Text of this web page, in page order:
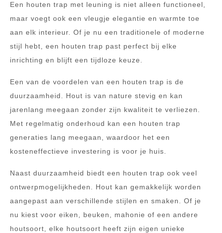
Een houten trap met leuning is niet alleen functioneel,
maar voegt ook een vleugje elegantie en warmte toe
aan elk interieur. Of je nu een traditionele of moderne
stijl hebt, een houten trap past perfect bij elke
inrichting en blijft een tijdloze keuze.
Een van de voordelen van een houten trap is de
duurzaamheid. Hout is van nature stevig en kan
jarenlang meegaan zonder zijn kwaliteit te verliezen.
Met regelmatig onderhoud kan een houten trap
generaties lang meegaan, waardoor het een
kosteneffectieve investering is voor je huis.
Naast duurzaamheid biedt een houten trap ook veel
ontwerpmogelijkheden. Hout kan gemakkelijk worden
aangepast aan verschillende stijlen en smaken. Of je
nu kiest voor eiken, beuken, mahonie of een andere
houtsoort, elke houtsoort heeft zijn eigen unieke